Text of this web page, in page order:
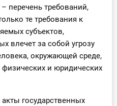
перечень требований,
те требования к
субъектов,
влечет за собой угрозу
окружающей среде,
и юридических
государственных